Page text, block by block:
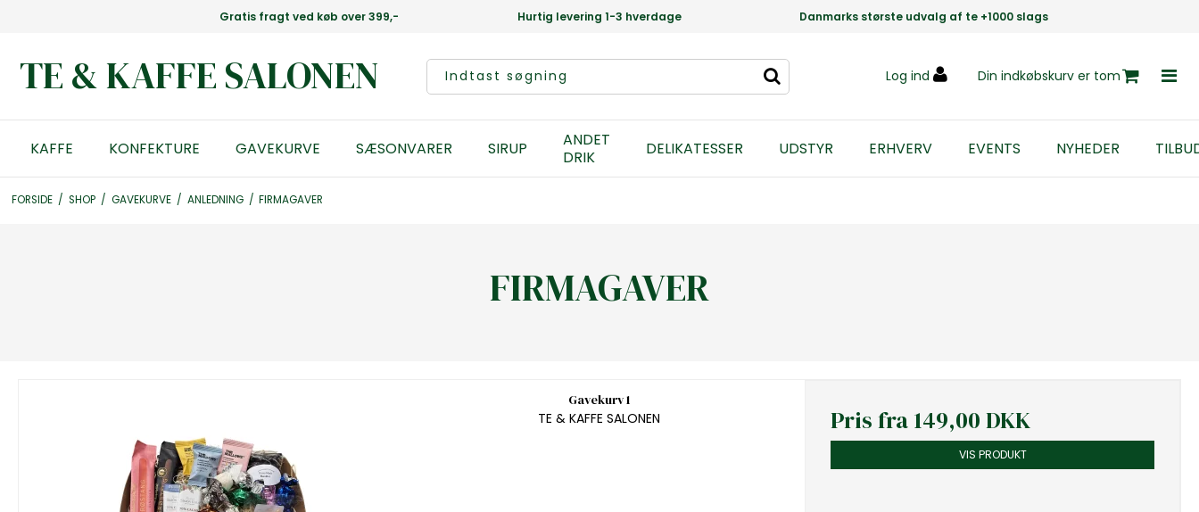
Gratis fragt ved køb over 399,- Hurtig levering 1-3 hverdage Danmarks største udvalg af te +1000 slags
TE & KAFFE SALONEN Log ind Din indkøbskurv er tom
KAFFE KONFEKTURE GAVEKURVE SÆSONVARER SIRUP
ANDET
DRIK
DELIKATESSER UDSTYR ERHVERV EVENTS NYHEDER
FORSIDE / SHOP / GAVEKURVE / ANLEDNING / FIRMAGAVER
FIRMAGAVER
Gavekurv 1
TE & KAFFE SALONEN
Pris fra149,00 DKK
VIS PRODUKT